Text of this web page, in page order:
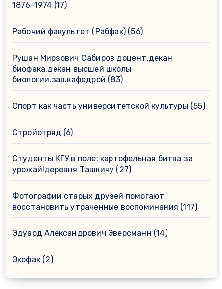
1876-1974 (17)
Рабочий факультет (Рабфак)(56)
Рушан Мирзович Сабиров доцент,декан
биофака,декан высшей школы
биологии,зав.кафедрой (83)
Спорт как часть университетской культуры (55)
Стройотряд (6)
Студенты КГУ в поле: картофельная битва за
урожай!деревня Ташкичу (27)
Фотографии старых друзей помогают
восстановить утраченные воспоминания (117)
Эдуард Александрович Эверсманн (14)
Экофак(2)